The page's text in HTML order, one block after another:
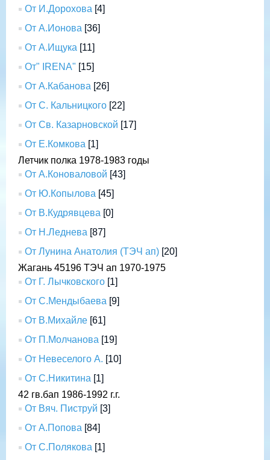
От И.Дорохова [4]
От А.Ионова [36]
От А.Ищука [11]
От" IRENA" [15]
От А.Кабанова [26]
От С. Кальницкого [22]
От Св. Казарновской [17]
От Е.Комкова [1]
Летчик полка 1978-1983 годы
От А.Коноваловой [43]
От Ю.Копылова [45]
От В.Кудрявцева [0]
От Н.Леднева [87]
От Лунина Анатолия (ТЭЧ ап) [20]
Жагань 45196 ТЭЧ ап 1970-1975
От Г. Лычковского [1]
От С.Мендыбаева [9]
От В.Михайле [61]
От П.Молчанова [19]
От Невеселого А. [10]
От С.Никитина [1]
42 гв.бап 1986-1992 г.г.
От Вяч. Пиструй [3]
От А.Попова [84]
От С.Полякова [1]